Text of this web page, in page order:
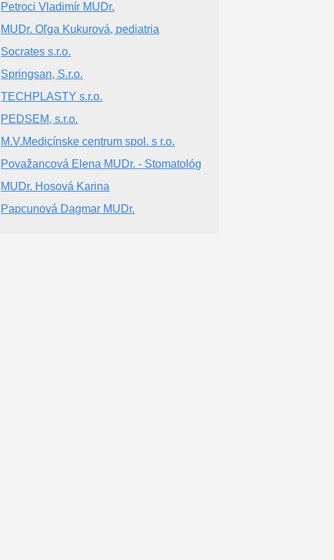
Petroci Vladimír MUDr.
MUDr. Oľga Kukurová, pediatria
Socrates s.r.o.
Springsan, S.r.o.
TECHPLASTY s.r.o.
PEDSEM, s.r.o.
M.V.Medicínske centrum spol. s r.o.
Považancová Elena MUDr. - Stomatológ
MUDr. Hosová Karina
Papcunová Dagmar MUDr.